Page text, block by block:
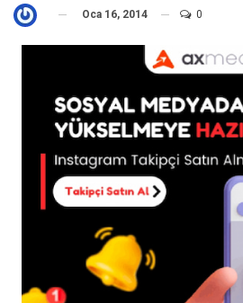
Oca 16, 2014 0